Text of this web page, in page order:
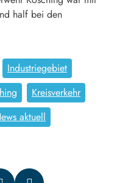
half bei den
Industriegebiet
Kreisverkehr
aktuell